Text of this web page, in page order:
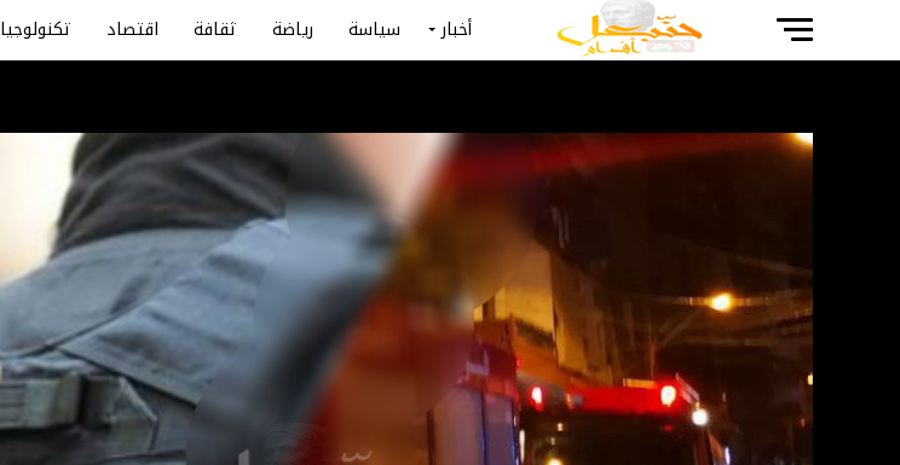
أخبار سياسة رياضة ثقافة اقتصاد تكنولوجيا